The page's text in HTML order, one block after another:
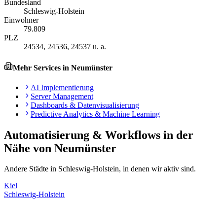
Bundesland
Schleswig-Holstein
Einwohner
79.809
PLZ
24534, 24536, 24537 u. a.
Mehr Services in Neumünster
AI Implementierung
Server Management
Dashboards & Datenvisualisierung
Predictive Analytics & Machine Learning
Automatisierung & Workflows in der
Nähe von Neumünster
Andere Städte in Schleswig-Holstein, in denen wir aktiv sind.
Kiel
Schleswig-Holstein